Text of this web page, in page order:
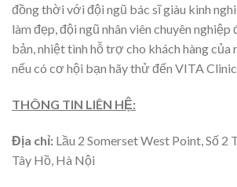
đồng thời với đội ngũ bác sĩ giàu kinh
làm đẹp, đội ngũ nhân viên chuyên
bản, nhiệt tình hỗ trợ cho khách hàng của
nếu có cơ hội bạn hãy thử đến VITA Clinic
THÔNG TIN LIÊN HỆ:
Địa chỉ: Lầu 2 Somerset West Point, Số 2
Tây Hồ, Hà Nội